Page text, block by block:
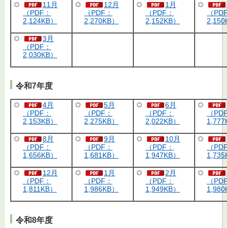
11月
（PDF：
2,124KB）
12月
（PDF：
2,270KB）
1月
（PDF：
2,152KB）
（
3月
（PDF：
2,030KB）
令和7年度
4月
（PDF：
2,153KB）
5月
（PDF：
2,275KB）
6月
（PDF：
2,022KB）
（
8月
（PDF：
1,656KB）
9月
（PDF：
1,681KB）
10月
（PDF：
1,947KB）
（
12月
（PDF：
1,811KB）
1月
（PDF：
1,986KB）
2月
（PDF：
1,949KB）
（
令和8年度